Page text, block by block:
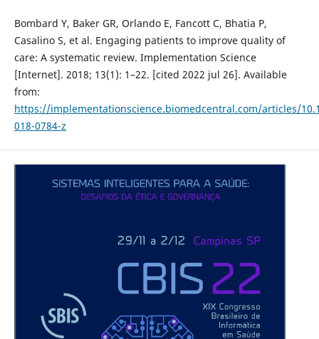
Bombard Y, Baker GR, Orlando E, Fancott C, Bhatia P,
Casalino S, et al. Engaging patients to improve quality of
care: A systematic review. Implementation Science
[Internet]. 2018; 13(1): 1–22. [cited 2022 jul 26]. Available
from:
https://implementationscience.biomedcentral.com/articles/
018-0784-z